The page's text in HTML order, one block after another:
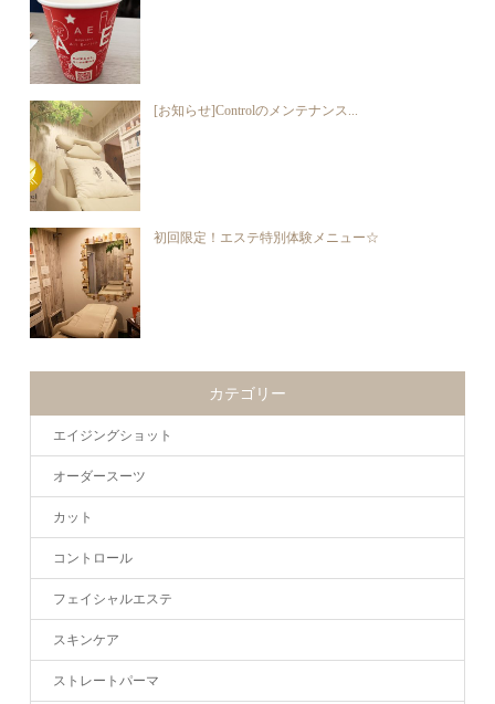
[お知らせ]Controlのメンテナンス...
初回限定！エステ特別体験メニュー☆
カテゴリー
エイジングショット
オーダースーツ
カット
コントロール
フェイシャルエステ
スキンケア
ストレートパーマ